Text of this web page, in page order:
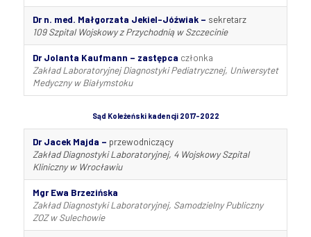
Dr n. med. Małgorzata Jekiel-Jóźwiak – sekretarz
109 Szpital Wojskowy z Przychodnią w Szczecinie
Dr Jolanta Kaufmann – zastępca członka
Zakład Laboratoryjnej Diagnostyki Pediatrycznej, Uniwersytet
Medyczny w Białymstoku
Sąd Koleżeński kadencji 2017-2022
Dr Jacek Majda – przewodniczący
Zakład Diagnostyki Laboratoryjnej, 4 Wojskowy Szpital
Kliniczny w Wrocławiu
Mgr Ewa Brzezińska
Zakład Diagnostyki Laboratoryjnej, Samodzielny Publiczny
ZOZ w Sulechowie